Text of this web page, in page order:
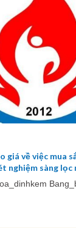
giá về việc mua
nghiệm sàng lọc